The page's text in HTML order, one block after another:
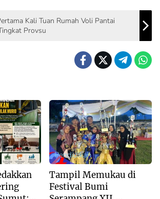
Kali Tuan Rumah Voli Pantai
Provsu
Pendidikan
Tampil Memukau di
Festival Bumi